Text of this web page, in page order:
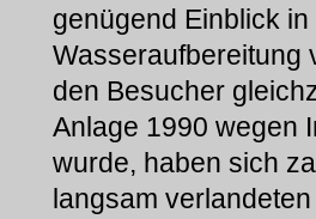
genügend Einblick
Wasseraufbereitung
den Besucher
Anlage 1990 wegen
wurde, haben sich
langsam